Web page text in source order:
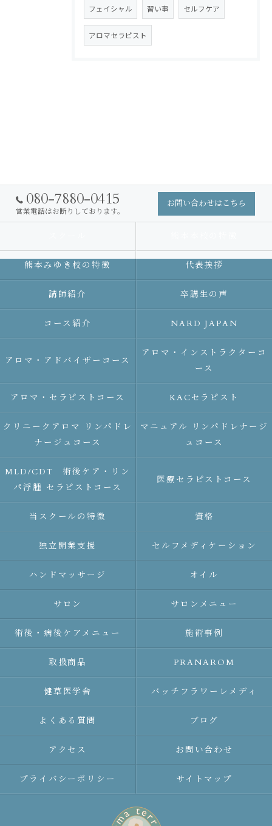
フェイシャル 習い事 セルフケア
アロマセラピスト
080-7880-0415
営業電話はお断りしております。
お問い合わせはこちら
熊本みゆき校の特徴 代表挨拶
講師紹介 卒講生の声
コース紹介 NARD JAPAN
アロマ・アドバイザーコース
アロマ・インストラクターコ
ース
アロマ・セラピストコース KACセラピスト
クリニークアロマ リンパドレ
ナージュコース
マニュアル リンパドレナージ
ュコース
MLD/CDT 術後ケア・リン
パ浮腫 セラピストコース
医療セラピストコース
当スクールの特徴 資格
独立開業支援 セルフメディケーション
ハンドマッサージ オイル
サロン サロンメニュー
術後・病後ケアメニュー 施術事例
取扱商品 PRANAROM
健草医学舎 バッチフラワーレメディ
よくある質問 ブログ
アクセス お問い合わせ
プライバシーポリシー サイトマップ